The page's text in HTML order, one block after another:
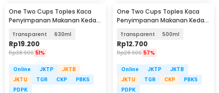
One Two Cups Toples Kaca
Penyimpanan Makanan Kedap
Transparent 630ml
Rp19.200
Rp38.900 51%
Online JKTP
JKTB
JKTU
TGR CKP
PBKS
PDPK
One Two Cups Toples Kaca
Penyimpanan Makanan Kedap
Transparent 500ml
Rp12.700
Rp28.900 57%
Online JKTP
JKTB
JKTU
TGR CKP
PBKS
PDPK